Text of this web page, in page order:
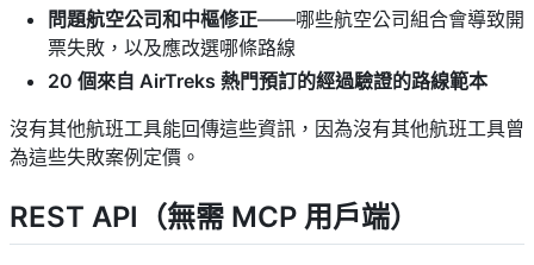
問題航空公司和中樞修正——哪些航空公司組合會導致開
票失敗，以及應改選哪條路線
20 個來自 AirTreks 熱門預訂的經過驗證的路線範本
沒有其他航班工具能回傳這些資訊，因為沒有其他航班工具曾
為這些失敗案例定價。
REST API（無需 MCP 用戶端）